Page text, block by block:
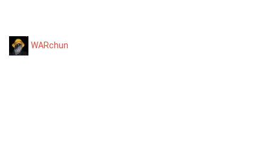
WARchun